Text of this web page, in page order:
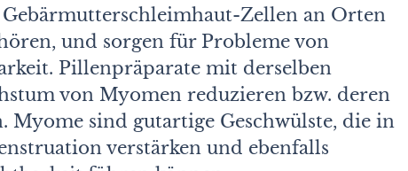
Zellen an Orten
und sorgen für Probleme von
Pillenpräparate mit derselben
von Myomen reduzieren bzw. deren
Myome sind gutartige Geschwülste, die in
verstärken und ebenfalls